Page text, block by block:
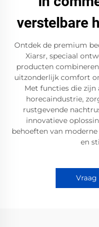
verstelbare
Ontdek de premium
Xiarsr, speciaal
producten
uitzonderlijk comfort
Met functies die zijn
horecaindustrie,
rustgevende
innovatieve
behoeften van
en